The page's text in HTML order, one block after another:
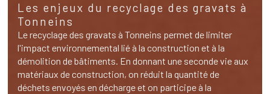
Les enjeux du recyclage des gravats à
Tonneins
Le recyclage des gravats à Tonneins permet de limiter
l'impact environnemental lié à la construction et à la
démolition de bâtiments. En donnant une seconde vie aux
matériaux de construction, on réduit la quantité de
déchets envoyés en décharge et on participe à la